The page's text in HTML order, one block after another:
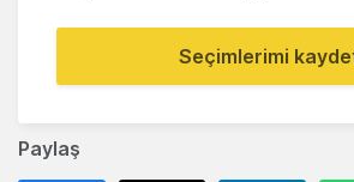
Paylaş
Seçimlerimi